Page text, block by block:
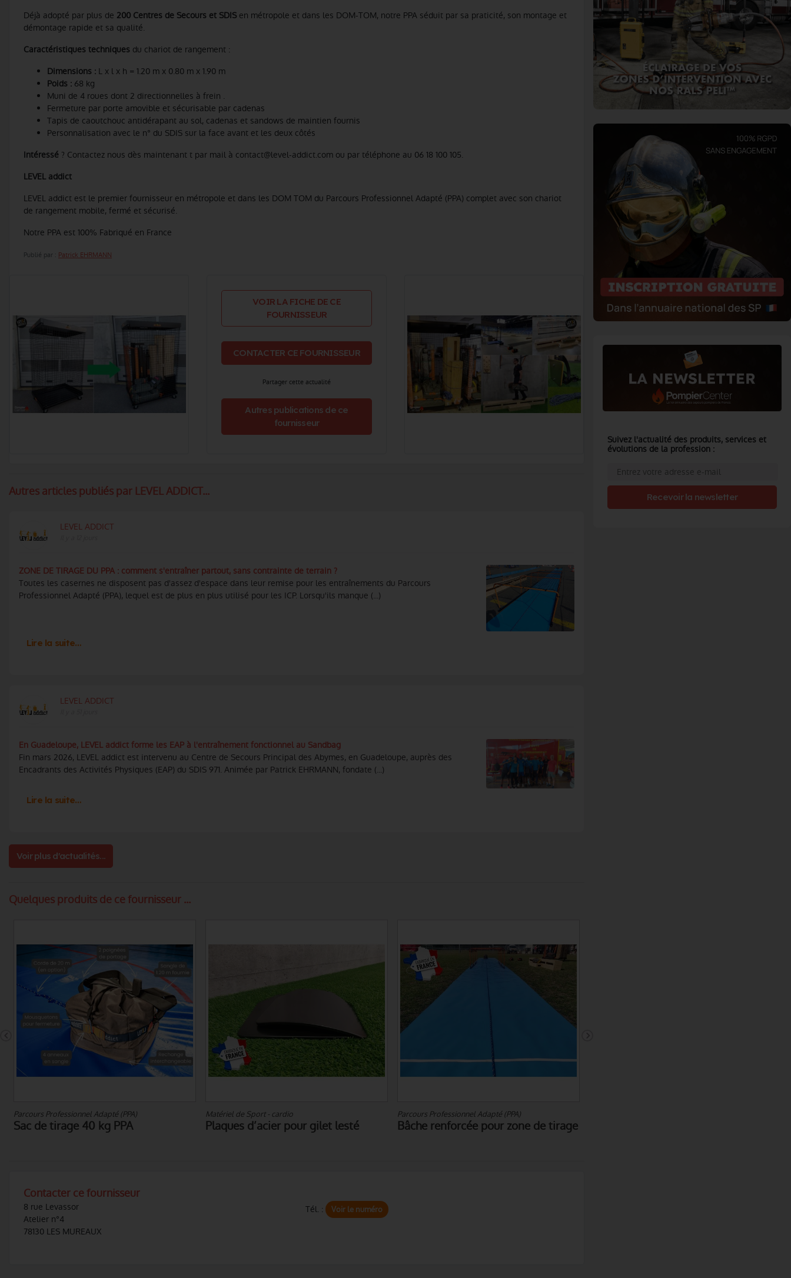
Déjà adopté par plus de 200 Centres de Secours et SDIS en métropole et dans les DOM-TOM, notre PPA séduit par sa praticité, son montage et
démontage rapide et sa qualité.
Caractéristiques techniques du chariot de rangement :
Dimensions : L x l x h = 1.20 m x 0.80 m x 1.90 m
Poids : 68 kg
Muni de 4 roues dont 2 directionnelles à frein .
Fermeture par porte amovible et sécurisable par cadenas
Tapis de caoutchouc antidérapant au sol, cadenas et sandows de maintien fournis
Personnalisation avec le n° du SDIS sur la face avant et les deux côtés
Intéressé ? Contactez nous dès maintenant t par mail à contact@level-addict.com ou par téléphone au 06 18 100 105.
LEVEL addict
LEVEL addict est le premier fournisseur en métropole et dans les DOM TOM du Parcours Professionnel Adapté (PPA) complet avec son chariot
de rangement mobile, fermé et sécurisé.
Notre PPA est 100% Fabriqué en France
Publié par : Patrick EHRMANN
VOIR LA FICHE DE CE
FOURNISSEUR
CONTACTER CE FOURNISSEUR
Partager cette actualité
Autres publications de ce
fournisseur
Autres articles publiés par LEVEL ADDICT...
LEVEL ADDICT
ZONE DE TIRAGE DU PPA : comment s'entraîner partout, sans contrainte de terrain ?
Toutes les casernes ne disposent pas d'assez d'espace dans leur remise pour les entraînements du Parcours
Professionnel Adapté (PPA), lequel est de plus en plus utilisé pour les ICP. Lorsqu'ils manque (...)
Lire la suite…
LEVEL ADDICT
En Guadeloupe, LEVEL addict forme les EAP à l'entraînement fonctionnel au Sandbag
Fin mars 2026, LEVEL addict est intervenu au Centre de Secours Principal des Abymes, en Guadeloupe, auprès des
Encadrants des Activités Physiques (EAP) du SDIS 971. Animée par Patrick EHRMANN, fondate (...)
Lire la suite…
Voir plus d'actualités...
Quelques produits de ce fournisseur ...
Matériel de Sport - cardio
Plaques d’acier pour gilet lesté
Parcours Professionnel Adapté (PPA)
Bâche renforcée pour zone de tirage
Parcours Professionnel Adapté (PPA)
Dispositif de translation
Contacter ce fournisseur
8 rue Levassor
Atelier n°4
78130 LES MUREAUX
Tél. : Voir le numéro
Suivez l'actualité des produits, services et
évolutions de la profession :
Recevoir la newsletter